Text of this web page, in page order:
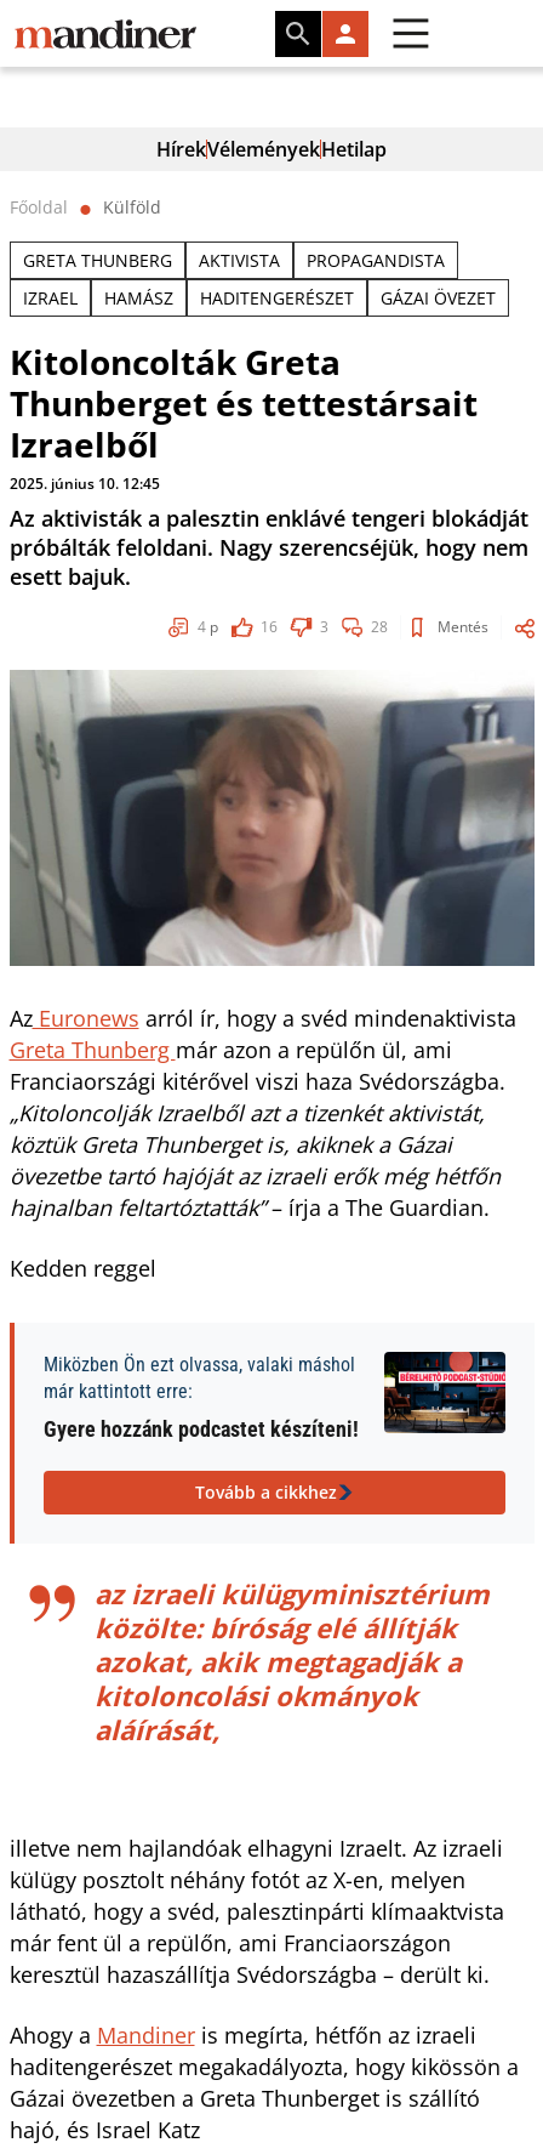
HírekVéleményekHetilap
Főoldal ⬤ Külföld
GRETA THUNBERG AKTIVISTA
PROPAGANDISTA
IZRAEL
HAMÁSZ HADITENGERÉSZET GÁZAI ÖVEZET
Kitoloncolták Greta
Thunberget és tettestársait
Izraelből
2025. június 10. 12:45
Az aktivisták a palesztin enklávé tengeri blokádját
próbálták feloldani. Nagy szerencséjük, hogy nem
esett bajuk.
4 p 16 3 28 Mentés
AzEuronews arról ír, hogy a svéd mindenaktivista
Greta Thunberg már azon a repülőn ül, ami
Franciaországi kitérővel viszi haza Svédországba.
„Kitoloncolják Izraelből azt a tizenkét aktivistát,
köztük Greta Thunberget is, akiknek a Gázai
övezetbe tartó hajóját az izraeli erők még hétfőn
hajnalban feltartóztatták”– írja a The Guardian.
Kedden reggel
Miközben Ön ezt olvassa, valaki máshol
már kattintott erre:
Gyere hozzánk podcastet készíteni!
Tovább a cikkhez
az izraeli külügyminisztérium
közölte: bíróság elé állítják
azokat, akik megtagadják a
kitoloncolási okmányok
aláírását,
illetve nem hajlandóak elhagyni Izraelt. Az izraeli
külügy posztolt néhány fotót az X-en, melyen
látható, hogy a svéd, palesztinpárti klímaaktvista
már fent ül a repülőn, ami Franciaországon
keresztül hazaszállítja Svédországba – derült ki.
Ahogy a Mandineris megírta, hétfőn az izraeli
haditengerészet megakadályozta, hogy kikössön a
Gázai övezetben a Greta Thunberget is szállító
hajó, és Israel Katz